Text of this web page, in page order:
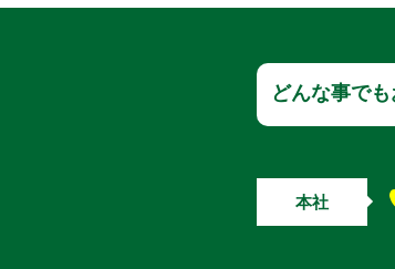
どんな事で
本社